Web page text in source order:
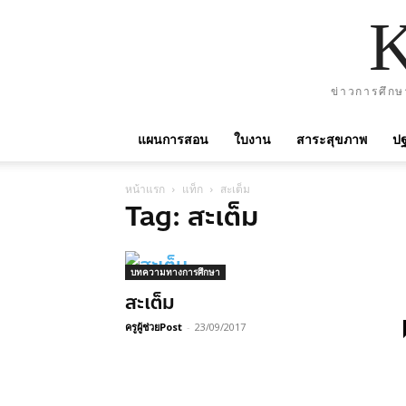
ข่าวการศึก
แผนการสอน ใบงาน สาระสุขภาพ ป
หน้าแรก แท็ก สะเต็ม
Tag: สะเต็ม
บทความทางการศึกษา
สะเต็ม
ครูผู้ช่วยPost - 23/09/2017